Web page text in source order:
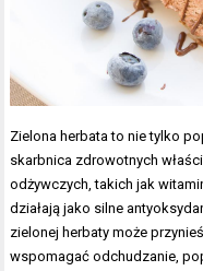
Zielona herbata to nie tylko
skarbnica zdrowotnych
odżywczych, takich jak
działają jako silne
zielonej herbaty może
wspomagać odchudzanie,